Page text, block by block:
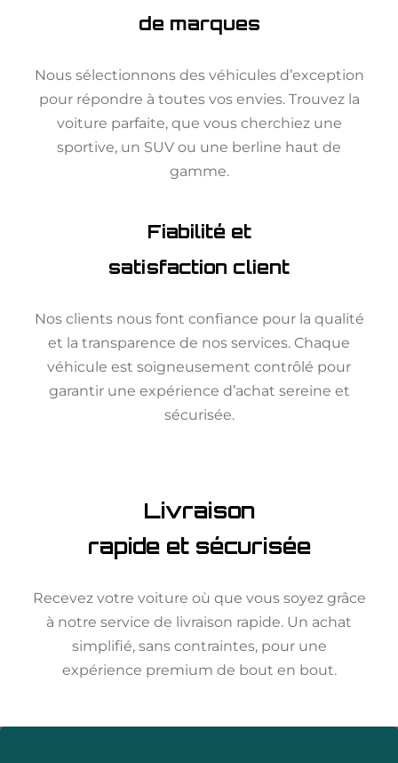
de marques
Nous sélectionnons des véhicules d’exception
pour répondre à toutes vos envies. Trouvez la
voiture parfaite, que vous cherchiez une
sportive, un SUV ou une berline haut de
gamme.
Fiabilité et
satisfaction client
Nos clients nous font confiance pour la qualité
et la transparence de nos services. Chaque
véhicule est soigneusement contrôlé pour
garantir une expérience d’achat sereine et
sécurisée.
Livraison
rapide et sécurisée
Recevez votre voiture où que vous soyez grâce
à notre service de livraison rapide. Un achat
simplifié, sans contraintes, pour une
expérience premium de bout en bout.